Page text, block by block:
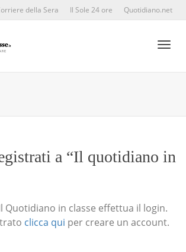
della Sera Il Sole 24 ore Quotidiano.net
a “Il quotidiano in
Quotidiano in classe effettua il login.
clicca qui per creare un account.